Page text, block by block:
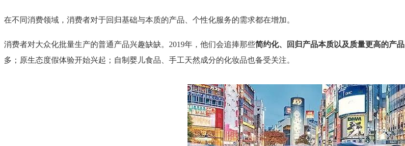
在不同消费领域，消费者对于回归基础与本质的产品、个性化服务的需求都在增加。
消费者对大众化批量生产的普通产品兴趣缺缺。2019年，他们会追捧那些简约化、回归产品本质以及质量更高的产品
多；原生态度假体验开始兴起；自制婴儿食品、手工天然成分的化妆品也备受关注。